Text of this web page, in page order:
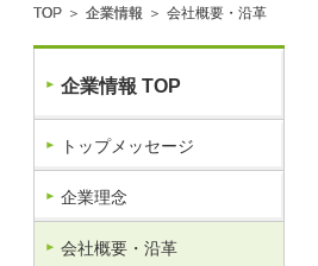
TOP 企業情報 会社概要・沿革
企業情報 TOP
トップメッセージ
企業理念
会社概要・沿革